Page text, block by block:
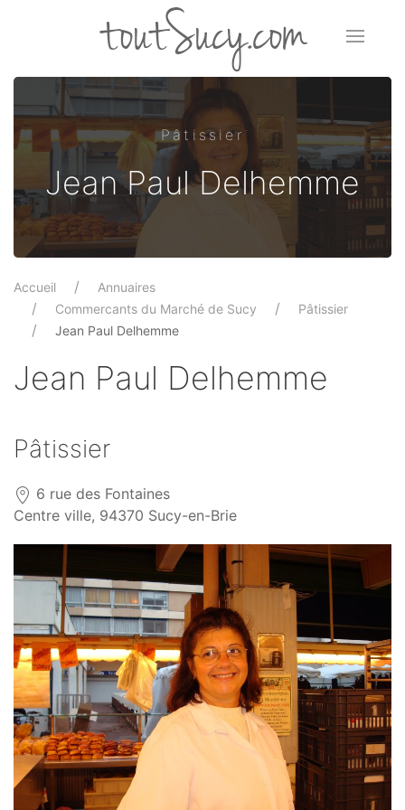
toutSucy.com
Pâtissier
Jean Paul Delhemme
Accueil
Annuaires
Commercants du Marché de Sucy
Pâtissier
Jean Paul Delhemme
Jean Paul Delhemme
Pâtissier
6 rue des Fontaines
Centre ville, 94370 Sucy-en-Brie